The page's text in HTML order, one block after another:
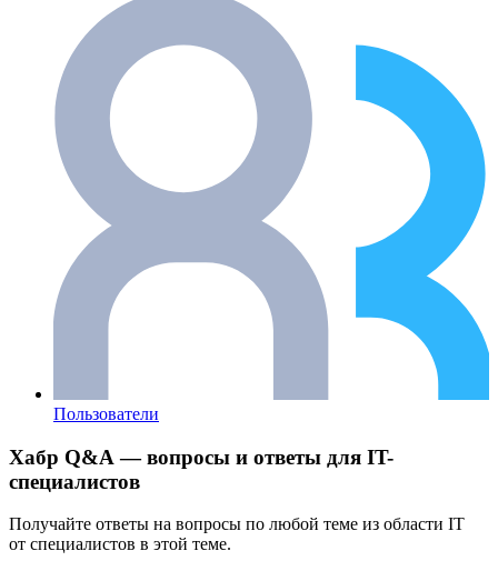
Пользователи
Хабр Q&A — вопросы и ответы для IT-
специалистов
Получайте ответы на вопросы по любой теме из области IT
от специалистов в этой теме.